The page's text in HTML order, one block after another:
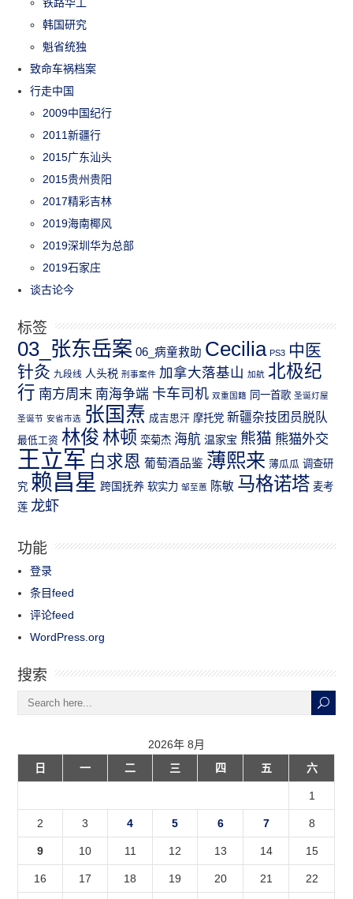
铁路华工
韩国研究
魁省统独
致命车祸档案
行走中国
2009中国纪行
2011新疆行
2015广东汕头
2015贵州贵阳
2017精彩吉林
2019海南椰风
2019深圳华为总部
2019石家庄
谈古论今
标签
03_张东岳案 06_病童救助 Cecilia PS3 中医
针灸 九段线 人头税 刑事案件 加拿大落基山 加航 北极纪
行 南方周末 南海争端 卡车司机 双重国籍 同一首歌 圣诞灯屋
圣诞节 安省市选 张国焘 成吉思汗 摩托党 新疆杂技团员脱队
最低工资 林俊 林顿 栾菊杰 海航 温家宝 熊猫 熊猫外交
王立军 白求恩 葡萄酒品鉴 薄熙来 薄瓜瓜 调查研
究 赖昌星 跨国抚养 软实力 邹至蕙 陈敏 马格诺塔 麦考
莲 龙虾
功能
登录
条目feed
评论feed
WordPress.org
搜索
2026年 8月
日
一 二 三 四 五 六
1
2 3 4 5 6 7 8
9 10 11 12 13 14 15
16 17 18 19 20 21 22